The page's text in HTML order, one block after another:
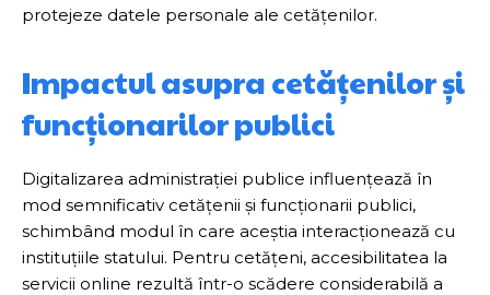
protejeze datele personale ale cetățenilor.
Impactul asupra cetățenilor și
funcționarilor publici
Digitalizarea administrației publice influențează în
mod semnificativ cetățenii și funcționarii publici,
schimbând modul în care aceștia interacționează cu
instituțiile statului. Pentru cetățeni, accesibilitatea la
servicii online rezultă într-o scădere considerabilă a